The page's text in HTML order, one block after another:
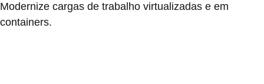
Modernize cargas de trabalho virtualizadas e em
containers.